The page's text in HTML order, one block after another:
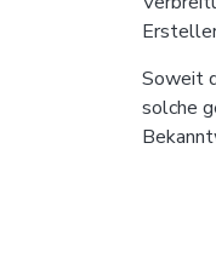
Soweit
solche